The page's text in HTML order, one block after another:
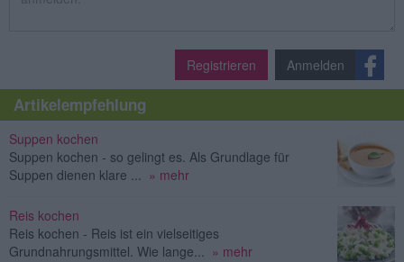
Registrieren Anmelden
Artikelempfehlung
Suppen kochen
Suppen kochen - so gelingt es. Als Grundlage für
Suppen dienen klare ...
» mehr
Reis kochen
Reis kochen - Reis ist ein vielseitiges
Grundnahrungsmittel. Wie lange...
» mehr